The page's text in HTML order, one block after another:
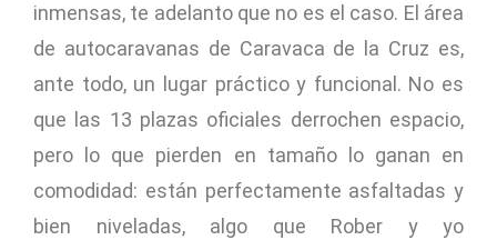
inmensas, te adelanto que no es el caso. El área
de autocaravanas de Caravaca de la Cruz es,
ante todo, un lugar práctico y funcional. No es
que las 13 plazas oficiales derrochen espacio,
pero lo que pierden en tamaño lo ganan en
comodidad: están perfectamente asfaltadas y
bien niveladas, algo que Rober y yo